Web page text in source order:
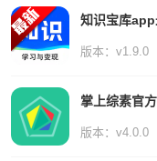
知识宝库
版本：v1.9.0
掌上综素官
版本：v4.0.0